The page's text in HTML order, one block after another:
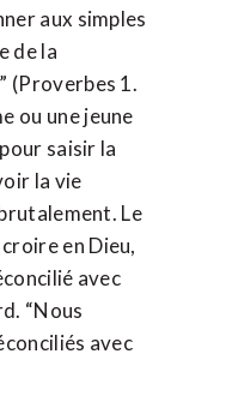
aux simples
de la
(Proverbes 1.
ou une jeune
saisir la
la vie
Le
en Dieu,
avec
“Nous
avec